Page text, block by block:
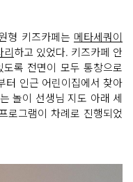
형 키즈카페는 메타세쿼이
리하고 있었다. 키즈카페 안
록 전면이 모두 통창으로
터 인근 어린이집에서 찾아
놀이 선생님 지도 아래 세
로그램이 차례로 진행되었